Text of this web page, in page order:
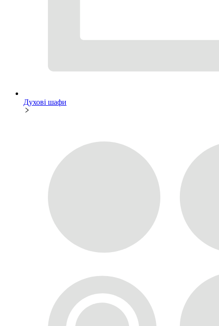
Духові шафи